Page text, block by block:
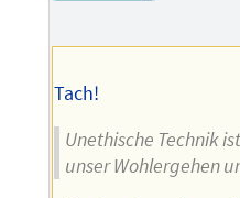
Tach!
Unethische Technik
unser Wohlergehen